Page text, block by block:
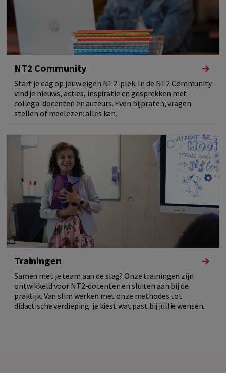
NT2 Community
Start je dag op jouw eigen NT2-plek. In de NT2 Community
vind je nieuws, acties, inspiratie en gesprekken met
collega-docenten en auteurs. Even bijpraten, vragen
stellen of meelezen: alles kan.
Trainingen
Samen met je team aan de slag? Onze trainingen zijn
ontwikkeld voor NT2-docenten en sluiten aan bij de
praktijk. Van slim werken met onze methodes tot
didactische verdieping: je kiest wat past bij jullie wensen.